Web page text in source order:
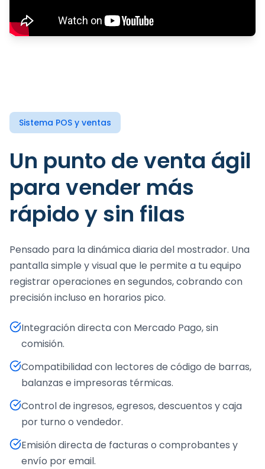
Sistema POS y ventas
Un punto de venta ágil
para vender más
rápido y sin filas
Pensado para la dinámica diaria del mostrador. Una
pantalla simple y visual que le permite a tu equipo
registrar operaciones en segundos, cobrando con
precisión incluso en horarios pico.
Integración directa con Mercado Pago, sin
comisión.
Compatibilidad con lectores de código de barras,
balanzas e impresoras térmicas.
Control de ingresos, egresos, descuentos y caja
por turno o vendedor.
Emisión directa de facturas o comprobantes y
envío por email.